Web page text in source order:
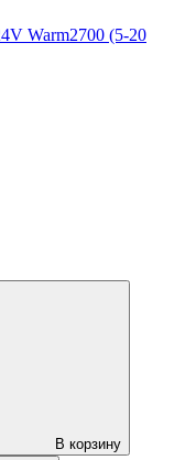
Warm2700 (5-20
В корзину